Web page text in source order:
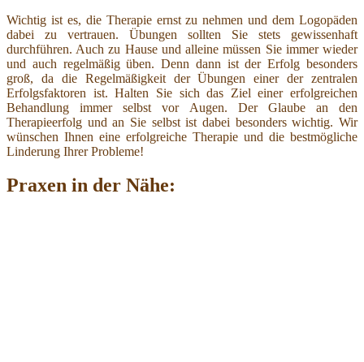
Wichtig ist es, die Therapie ernst zu nehmen und dem Logopäden
dabei zu vertrauen. Übungen sollten Sie stets gewissenhaft
durchführen. Auch zu Hause und alleine müssen Sie immer wieder
und auch regelmäßig üben. Denn dann ist der Erfolg besonders
groß, da die Regelmäßigkeit der Übungen einer der zentralen
Erfolgsfaktoren ist. Halten Sie sich das Ziel einer erfolgreichen
Behandlung immer selbst vor Augen. Der Glaube an den
Therapieerfolg und an Sie selbst ist dabei besonders wichtig. Wir
wünschen Ihnen eine erfolgreiche Therapie und die bestmögliche
Linderung Ihrer Probleme!
Praxen in der Nähe: